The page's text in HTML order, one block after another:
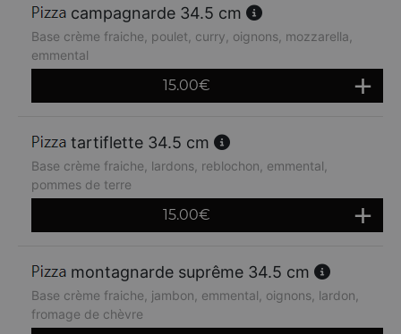
campagnarde 34.5 cm
Base crème fraiche, poulet, curry, oignons, mozzarella,
emmental
15.00€
tartiflette 34.5 cm
Base crème fraiche, lardons, reblochon, emmental,
pommes de terre
15.00€
montagnarde suprême 34.5 cm
Base crème fraiche, jambon, emmental, oignons, lardon,
fromage de chèvre